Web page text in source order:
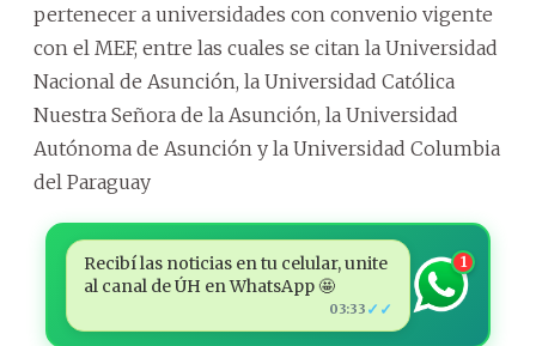
pertenecer a universidades con convenio vigente
con el MEF, entre las cuales se citan la Universidad
Nacional de Asunción, la Universidad Católica
Nuestra Señora de la Asunción, la Universidad
Autónoma de Asunción y la Universidad Columbia
del Paraguay
Recibí las noticias en tu celular, unite
al canal de ÚH en WhatsApp 🤩
03:33 ✓✓
1